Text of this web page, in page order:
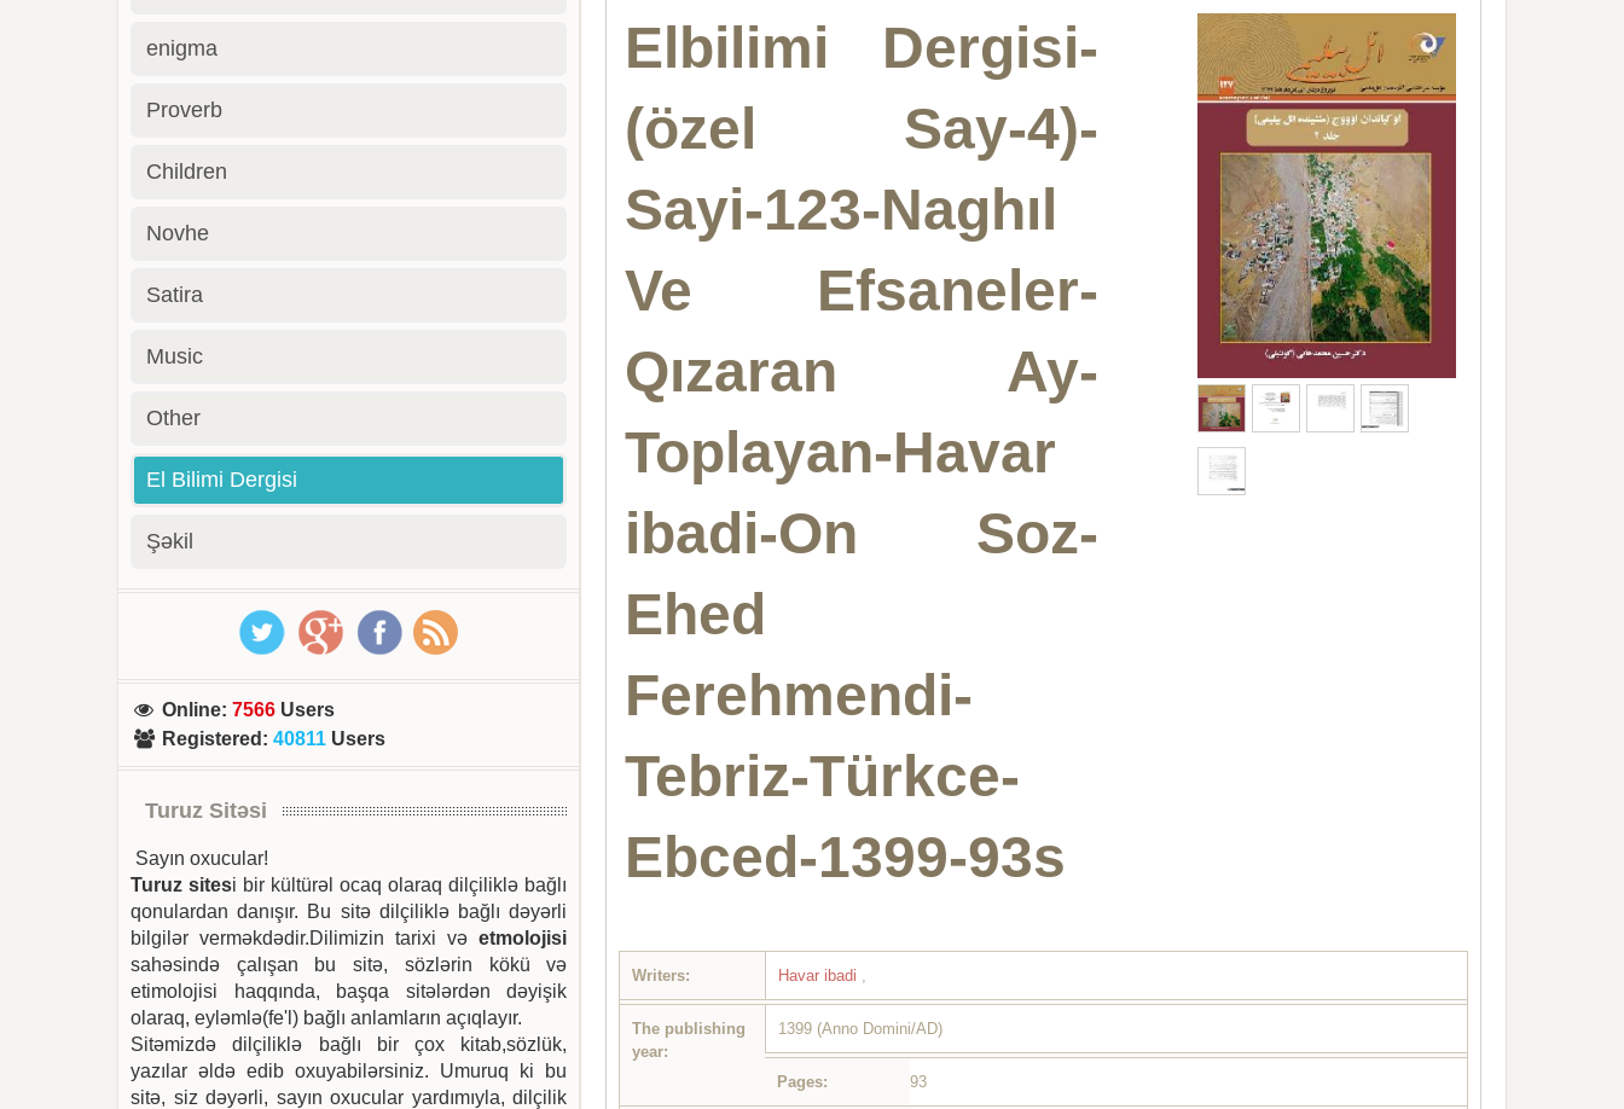
Elbilimi Dergisi-
(özel Say-4)-
Sayi-123-Naghıl
Ve Efsaneler-
Qızaran Ay-
Toplayan-Havar
ibadi-On Soz-
Ehed
Ferehmendi-
Tebriz-Türkce-
Ebced-1399-93s
Writers: Havar ibadi ,
The publishing
year:
1399 (Anno Domini/AD)
Pages: 93
enigma
Proverb
Children
Novhe
Satira
Music
Other
El Bilimi Dergisi
Şəkil
Online:7566 Users
Registered :40811 Users
Turuz Sitəsi
Sayın oxucular!
Turuz sitesi bir kültürəl ocaq olaraq dilçiliklə bağlı
qonulardan danışır. Bu sitə dilçiliklə bağlı dəyərli
bilgilər verməkdədir.Dilimizin tarixi vəetmolojisi
sahəsində çalışan bu sitə, sözlərin kökü və
etimolojisi haqqında, başqa sitələrdən dəyişik
olaraq, eyləmlə(fe'l) bağlı anlamların açıqlayır.
Sitəmizdə dilçiliklə bağlı bir çox kitab,sözlük,
yazılar əldə edib oxuyabilərsiniz. Umuruq ki bu
sitə, siz dəyərli, sayın oxucular yardımıyla, dilçilik